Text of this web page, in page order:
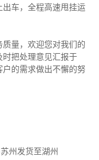
车，全程高速甩挂运
量，欢迎您对我们的
把处理意见汇报于
的需求做出不懈的努
州发货至湖州